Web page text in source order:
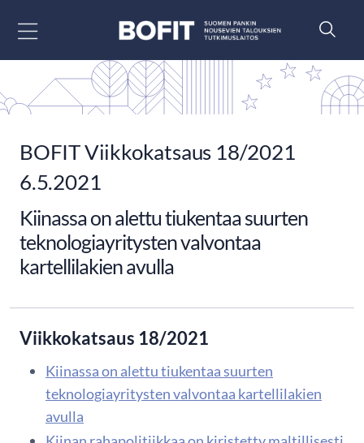
BOFIT Viikkokatsaus 18/2021
6.5.2021
Kiinassa on alettu tiukentaa suurten
teknologiayritysten valvontaa
kartellilakien avulla
Viikkokatsaus 18/2021
Kiinassa on alettu tiukentaa suurten
teknologiayritysten valvontaa kartellilakien
avulla